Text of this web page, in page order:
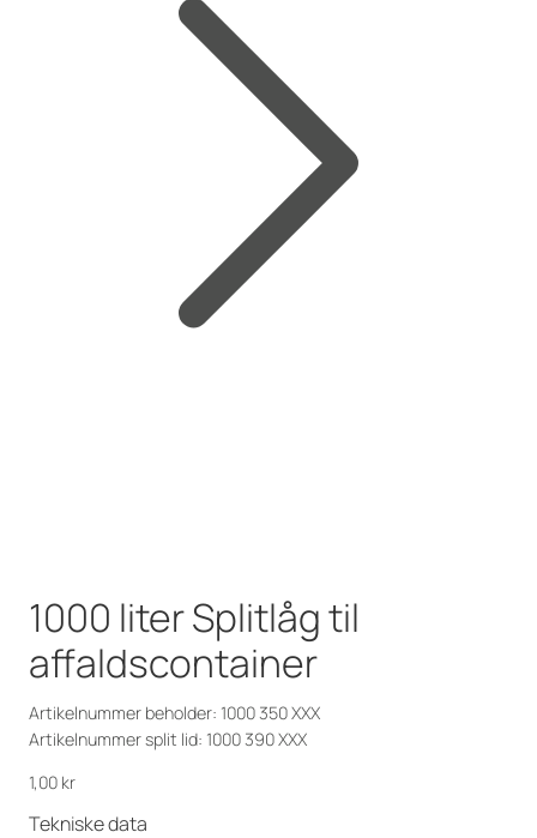
1000 liter Splitlåg til
affaldscontainer
Artikelnummer beholder: 1000 350 XXX
Artikelnummer split lid: 1000 390 XXX
1,00 kr
Tekniske data